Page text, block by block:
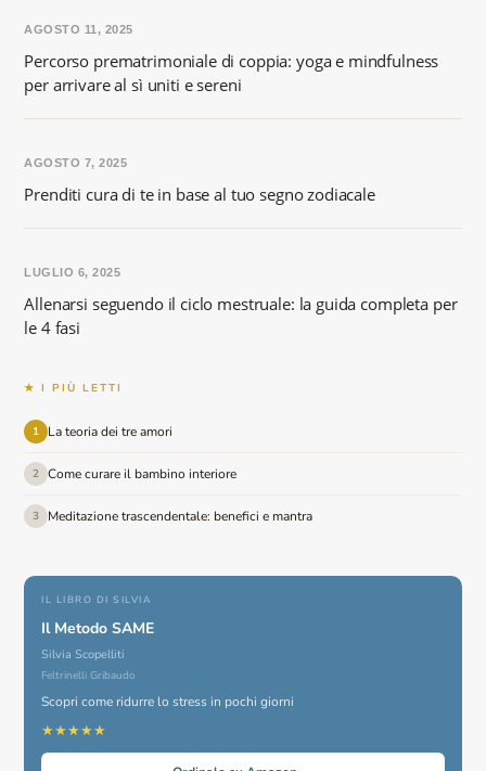
Percorso prematrimoniale di coppia: yoga e mindfulness
per arrivare al sì uniti e sereni
AGOSTO 11, 2025
Prenditi cura di te in base al tuo segno zodiacale
AGOSTO 7, 2025
Allenarsi seguendo il ciclo mestruale: la guida completa per
le 4 fasi
LUGLIO 6, 2025
★ I PIÙ LETTI
1 La teoria dei tre amori
2 Come curare il bambino interiore
3 Meditazione trascendentale: benefici e mantra
IL LIBRO DI SILVIA
Il Metodo SAME
Silvia Scopelliti
Feltrinelli Gribaudo
Scopri come ridurre lo stress in pochi giorni
★★★★★